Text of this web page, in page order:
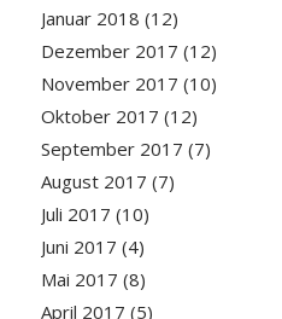
Januar 2018 (12)
Dezember 2017 (12)
November 2017 (10)
Oktober 2017 (12)
September 2017 (7)
August 2017 (7)
Juli 2017 (10)
Juni 2017 (4)
Mai 2017 (8)
April 2017 (5)